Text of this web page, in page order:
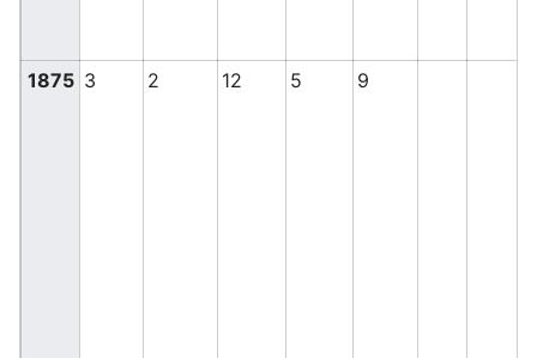
1875 3 2 12 5 9